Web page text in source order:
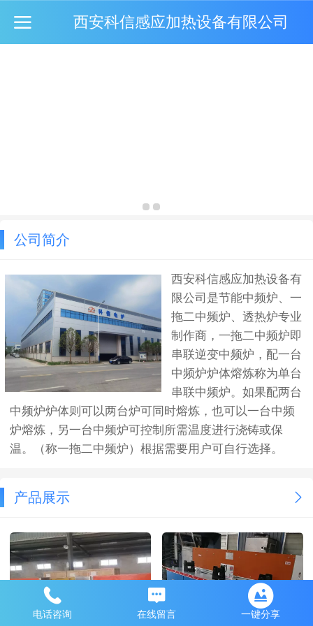
西安科信感应加热设备有限公司
公司简介
西安科信感应加热设备有
限公司是节能中频炉、一
拖二中频炉、透热炉专业
制作商，一拖二中频炉即
串联逆变中频炉，配一台
中频炉炉体熔炼称为单台
串联中频炉。如果配两台
中频炉炉体则可以两台炉可同时熔炼，也可以一台中频
炉熔炼，另一台中频炉可控制所需温度进行浇铸或保
温。（称一拖二中频炉）根据需要用户可自行选择。
产品展示
电话咨询 在线留言 一键分享